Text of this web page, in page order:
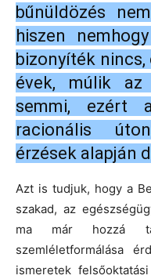
bűnüldözés
hiszen
bizonyíték
évek, múlik
semmi, ezért
racionális
érzések alapján
Azt is tudjuk, hogy a
szakad, az
ma már hozzá
szemléletformálása
ismeretek